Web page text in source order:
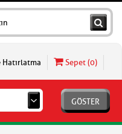
Sepet (0)
GÖSTER